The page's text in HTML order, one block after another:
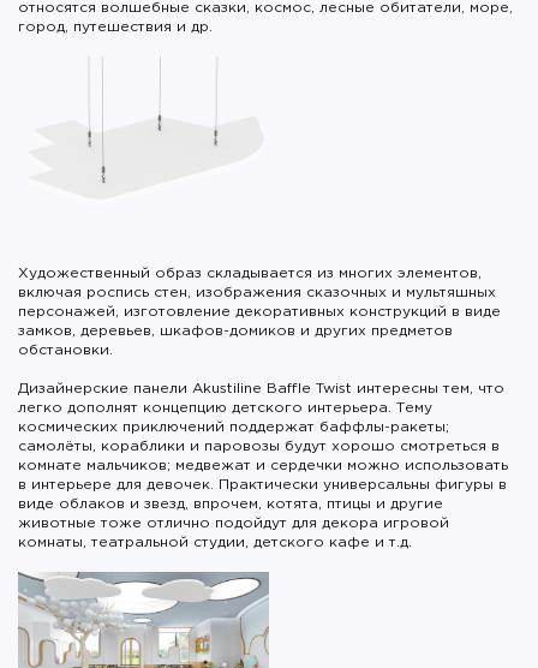
относятся волшебные сказки, космос, лесные обитатели, море,
город, путешествия и др.
Художественный образ складывается из многих элементов,
включая роспись стен, изображения сказочных и мультяшных
персонажей, изготовление декоративных конструкций в виде
замков, деревьев, шкафов-домиков и других предметов
обстановки.
Дизайнерские панели Akustiline Baffle Twist интересны тем, что
легко дополнят концепцию детского интерьера. Тему
космических приключений поддержат баффлы-ракеты;
самолёты, кораблики и паровозы будут хорошо смотреться в
комнате мальчиков; медвежат и сердечки можно использовать
в интерьере для девочек. Практически универсальны фигуры в
виде облаков и звезд, впрочем, котята, птицы и другие
животные тоже отлично подойдут для декора игровой
комнаты, театральной студии, детского кафе и т.д.